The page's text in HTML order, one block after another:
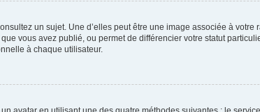
un sujet. Une d’elles peut être une image associée à
vous avez publié, ou permet de différencier votre statut
à chaque utilisateur.